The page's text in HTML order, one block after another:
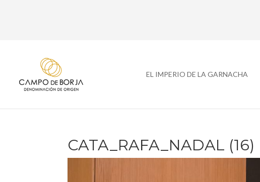
EL IMPERIO DE LA GARNACHA
CATA_RAFA_NADAL (16)